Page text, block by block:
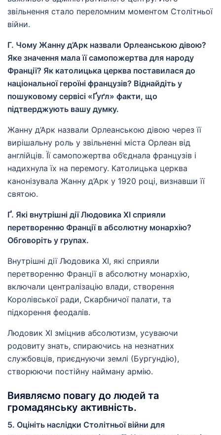
звільнення стало переломним моментом Столітньої
війни.
Г. Чому Жанну д’Арк назвали Орлеанською дівою?
Яке значення мала її самопожертва для народу
Франції? Як католицька церква поставилася до
національної героїні французів? Віднайдіть у
пошуковому сервісі «Ґуґл» факти, що
підтверджують вашу думку.
Жанну д’Арк назвали Орлеанською дівою через її
вирішальну роль у звільненні міста Орлеан від
англійців. Її самопожертва об’єднала французів і
надихнула їх на перемогу. Католицька церква
канонізувала Жанну д’Арк у 1920 році, визнавши її
святою.
Ґ. Які внутрішні дії Людовика ХІ сприяли
перетворенню Франції в абсолютну монархію?
Обговоріть у групах.
Внутрішні дії Людовика XI, які сприяли
перетворенню Франції в абсолютну монархію,
включали централізацію влади, створення
Королівської ради, Скарбничої палати, та
підкорення феодалів.
Людовик ХІ зміцнив абсолютизм, усуваючи
родовиту знать, спираючись на незнатних
службовців, приєднуючи землі (Бургундію),
створюючи постійну найману армію.
Виявляємо повагу до людей та
громадянську активність.
5. Оцініть наслідки Столітньої війни для